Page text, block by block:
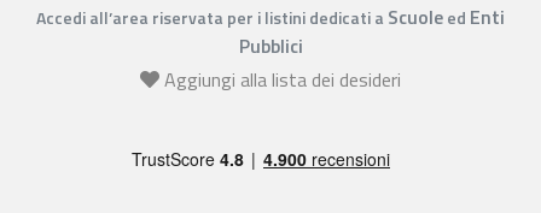
Accedi all’area riservata per i listini dedicati a Scuoleed Enti
Pubblici
Aggiungi alla lista dei desideri